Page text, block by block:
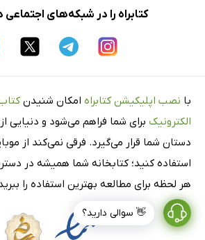
👋 سوالی دارید؟
کتابراه را در شبکه‌های اجتماعی
با نصب اپلیکیشن کتابراه امکان شنیدن
الکترونیک برای شما فراهم می‌شود و دنیایی
دستان شما قرار می‌گیرد. فرقی نمی‌کند از
استفاده کنید؛ کتابخانه شما همیشه در
هر لحظه برای مطالعه بهترین استفاده را